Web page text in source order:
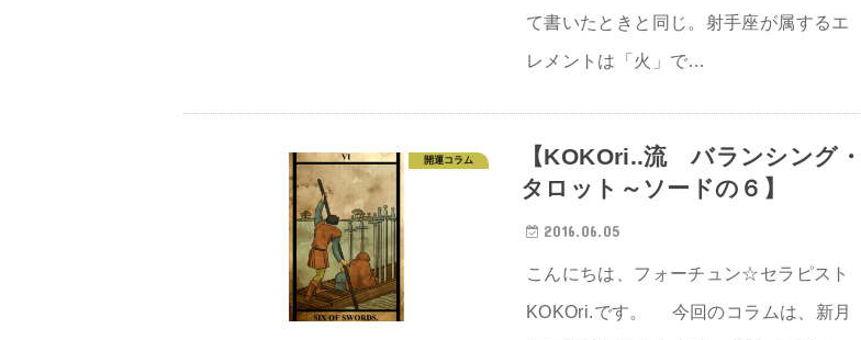
て書いたときと同じ。射手座が属するエ
レメントは「火」で…
開運コラム
【KOKOri..流 バランシング・
タロット～ソードの６】
2016.06.05
こんにちは、フォーチュン☆セラピスト
KOKOri.です。 今回のコラムは、新月